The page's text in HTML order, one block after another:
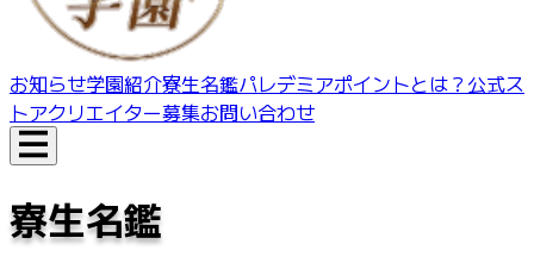
お知らせ学園紹介寮生名鑑パレデミアポイントとは？ 公式ス
トアクリエイター募集お問い合わせ
寮生名鑑